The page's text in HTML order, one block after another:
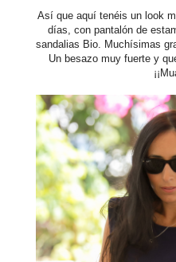
Así que aquí tenéis un look
días, con pantalón de
sandalias Bio. Muchísimas
Un besazo muy fuerte y